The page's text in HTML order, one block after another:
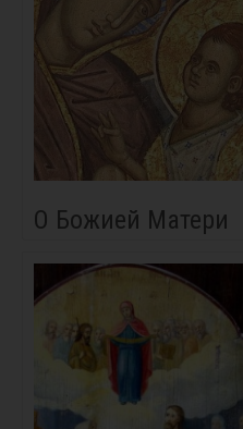
О Божией Матери